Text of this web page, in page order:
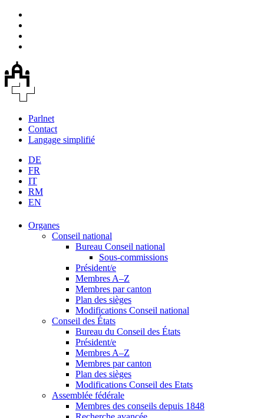
Parlnet
Contact
Langage simplifié
DE
FR
IT
RM
EN
Organes
Conseil national
Bureau Conseil national
Sous-commissions
Président/e
Membres A–Z
Membres par canton
Plan des sièges
Modifications Conseil national
Conseil des États
Bureau du Conseil des États
Président/e
Membres A–Z
Membres par canton
Plan des sièges
Modifications Conseil des Etats
Assemblée fédérale
Membres des conseils depuis 1848